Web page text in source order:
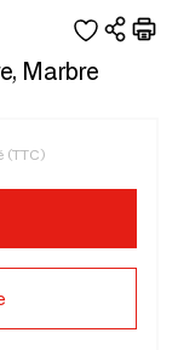
Marbre
(TTC)